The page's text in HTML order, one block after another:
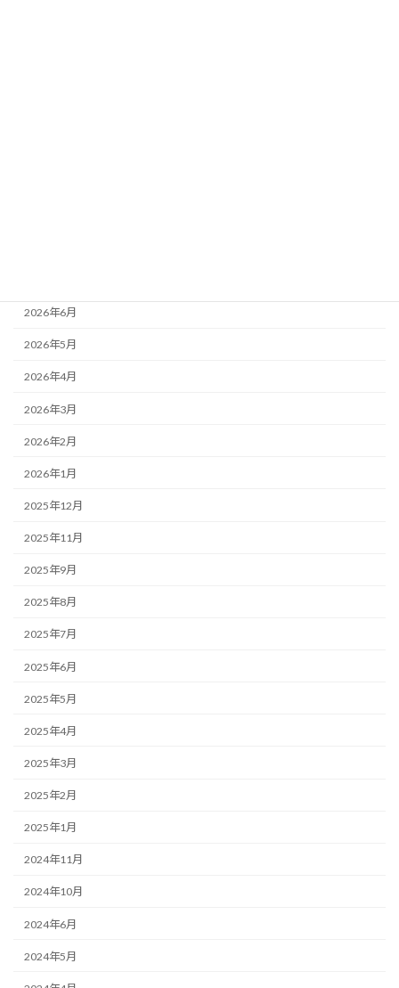
2026年6月
2026年5月
2026年4月
2026年3月
2026年2月
2026年1月
2025年12月
2025年11月
2025年9月
2025年8月
2025年7月
2025年6月
2025年5月
2025年4月
2025年3月
2025年2月
2025年1月
2024年11月
2024年10月
2024年6月
2024年5月